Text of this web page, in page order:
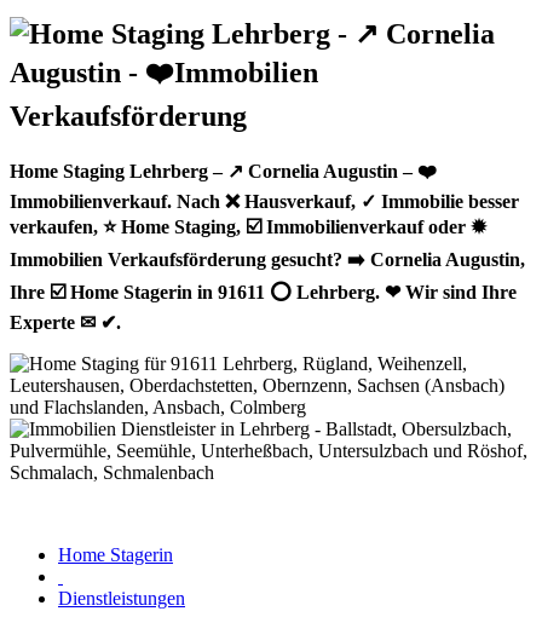
Home Staging Lehrberg – ↗️ Cornelia Augustin – ❤️
Immobilienverkauf. Nach ❌ Hausverkauf, ✓ Immobilie besser
verkaufen, ⭐ Home Staging, ☑️ Immobilienverkauf oder ✹
Immobilien Verkaufsförderung gesucht? ➡️ Cornelia Augustin,
Ihre ☑️ Home Stagerin in 91611 ⭕ Lehrberg. ❤ Wir sind Ihre
Experte ✉ ✔.
Home Stagerin
Dienstleistungen